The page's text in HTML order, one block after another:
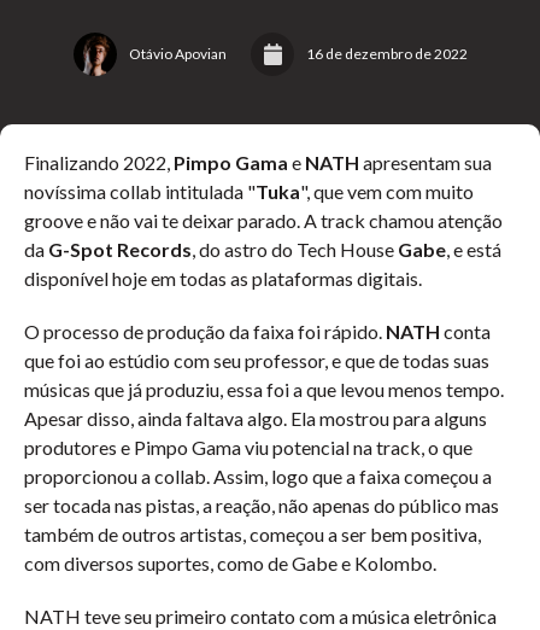
Otávio Apovian 16 de dezembro de 2022
Finalizando 2022, Pimpo Gama e NATH apresentam sua
novíssima collab intitulada "Tuka", que vem com muito
groove e não vai te deixar parado. A track chamou atenção
da G-Spot Records, do astro do Tech House Gabe, e está
disponível hoje em todas as plataformas digitais.
O processo de produção da faixa foi rápido. NATH conta
que foi ao estúdio com seu professor, e que de todas suas
músicas que já produziu, essa foi a que levou menos tempo.
Apesar disso, ainda faltava algo. Ela mostrou para alguns
produtores e Pimpo Gama viu potencial na track, o que
proporcionou a collab. Assim, logo que a faixa começou a
ser tocada nas pistas, a reação, não apenas do público mas
também de outros artistas, começou a ser bem positiva,
com diversos suportes, como de Gabe e Kolombo.
NATH teve seu primeiro contato com a música eletrônica